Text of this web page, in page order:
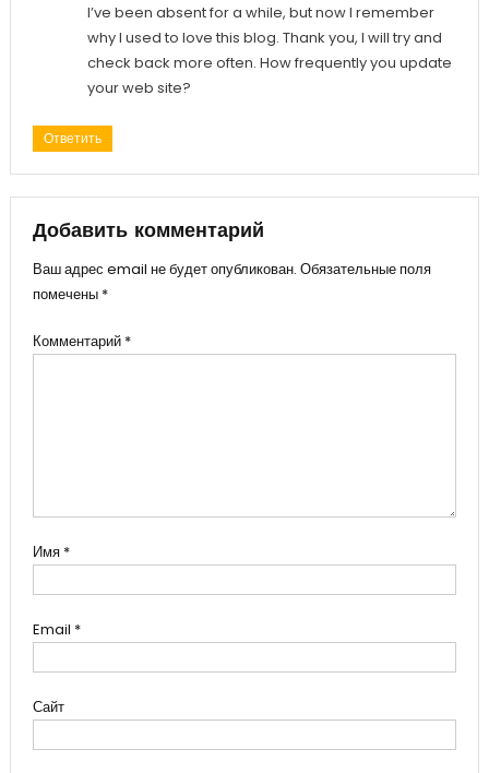
I’ve been absent for a while, but now I remember
why I used to love this blog. Thank you, I will try and
check back more often. How frequently you update
your web site?
Ответить
Добавить комментарий
Ваш адрес email не будет опубликован. Обязательные поля
помечены *
Комментарий *
Имя *
Email *
Сайт